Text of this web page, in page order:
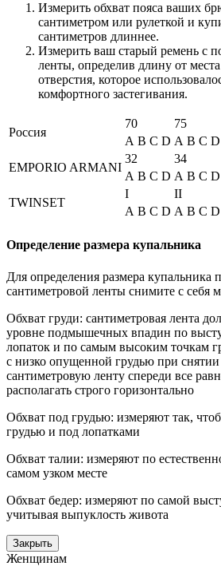
Измерить обхват пояса ваших
сантиметром или рулеткой и
сантиметров длиннее.
Измерить ваш старый ремень с
ленты, определив длину от
отверстия, которое
комфортного застегивания.
Россия
70 75
A B C D A B C D
EMPORIO ARMANI
32 34
A B C D A B C D
TWINSET
I II
A B C D A B C D
Определение размера купальника
Для определения размера
сантиметровой ленты снимите с себя
Обхват груди: сантиметровая лента
уровне подмышечных впадин по
лопаток и по самым высоким точкам
с низко опущенной грудью при
сантиметровую ленту спереди все
располагать строго горизонтально
Обхват под грудью: измеряют так,
грудью и под лопатками
Обхват талии: измеряют по
самом узком месте
Обхват бедер: измеряют по самой
учитывая выпуклость живота
Закрыть
Женщинам